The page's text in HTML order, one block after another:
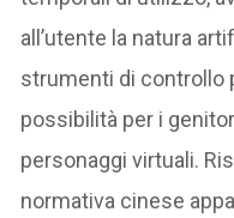
all’utente la natura
strumenti di controllo
possibilità per i
personaggi virtuali.
normativa cinese